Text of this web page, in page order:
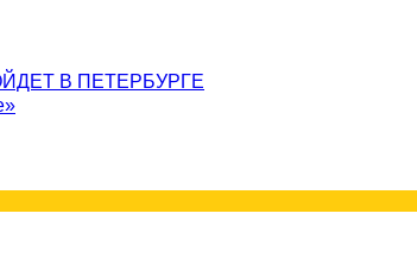
В ПЕТЕРБУРГЕ